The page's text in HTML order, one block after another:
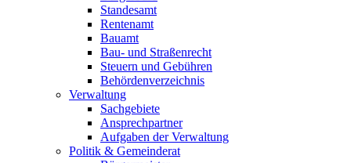
Standesamt
Rentenamt
Bauamt
Bau- und Straßenrecht
Steuern und Gebühren
Behördenverzeichnis
Verwaltung
Sachgebiete
Ansprechpartner
Aufgaben der Verwaltung
Politik & Gemeinderat